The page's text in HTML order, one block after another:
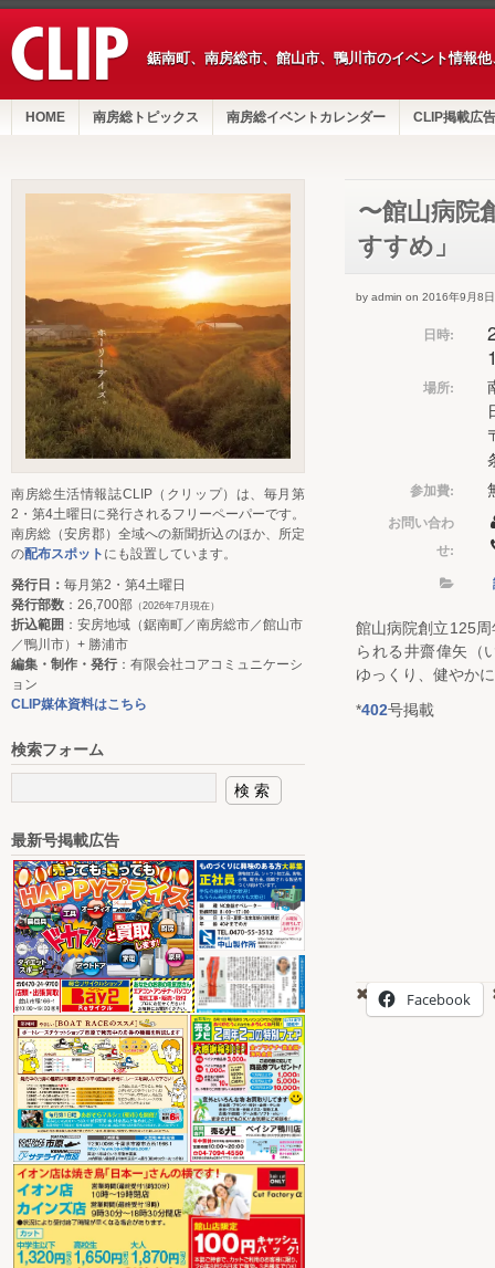
鋸南町、南房総市、館山市、鴨川市のイベント情報
HOME 南房総トピックス 南房総イベントカレンダー CLIP掲載広告
〜館山病院
すすめ」
by admin on 2016年9月8日
日時:
場所:
参加費:
お問い合わ
せ:
館山病院創立125
られる井齋偉矢（
ゆっくり、健やか
*402号掲載
Facebook
南房総生活情報誌CLIP（クリップ）は、毎月第
2・第4土曜日に発行されるフリーペーパーです。
南房総（安房郡）全域への新聞折込のほか、所定
の配布スポット にも設置しています。
発行日： 毎月第2・第4土曜日
発行部数 ：26,700部 （2026年7月現在）
折込範囲 ：安房地域（鋸南町／南房総市／館山市
／鴨川市）+ 勝浦市
編集・制作・発行：有限会社コアコミュニケーシ
ョン
CLIP媒体資料はこちら
検索フォーム
最新号掲載広告